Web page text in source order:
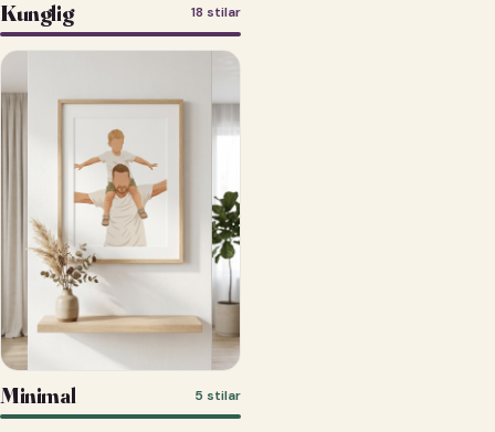
Kunglig 18 stilar
Minimal 5 stilar